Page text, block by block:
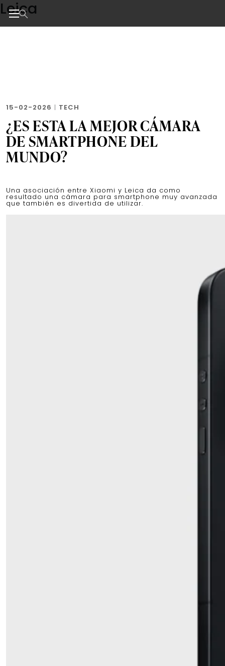
Skip
to
the
Leica
15-02-2026 | TECH
¿ES ESTA LA MEJOR CÁMARA
DE SMARTPHONE DEL
MUNDO?
Una asociación entre Xiaomi y Leica da como
resultado una cámara para smartphone muy avanzada
que también es divertida de utilizar.